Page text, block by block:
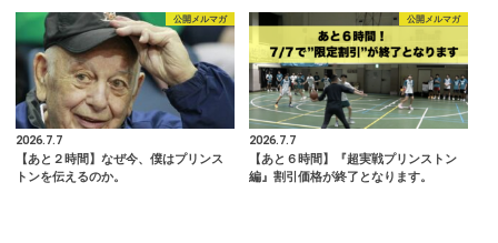
公開メルマガ
2026.7.7
【あと２時間】なぜ今、僕はプリンス
トンを伝えるのか。
公開メルマガ
2026.7.7
【あと６時間】『超実戦プリンストン
編』割引価格が終了となります。